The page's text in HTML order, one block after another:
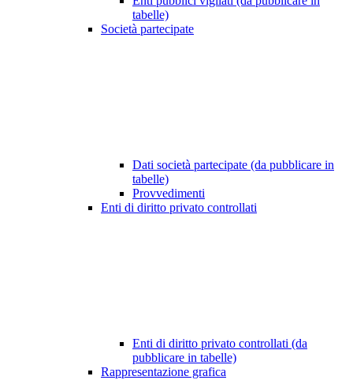
tabelle)
Società partecipate
Dati società partecipate (da pubblicare in
tabelle)
Provvedimenti
Enti di diritto privato controllati
Enti di diritto privato controllati (da
pubblicare in tabelle)
Rappresentazione grafica